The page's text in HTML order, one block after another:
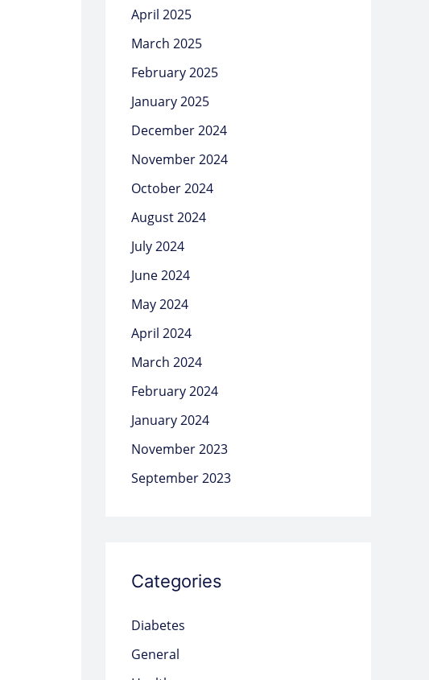
April 2025
March 2025
February 2025
January 2025
December 2024
November 2024
October 2024
August 2024
July 2024
June 2024
May 2024
April 2024
March 2024
February 2024
January 2024
November 2023
September 2023
Categories
Diabetes
General